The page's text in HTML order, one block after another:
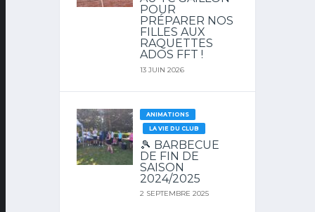
POUR
PRÉPARER NOS
FILLES AUX
RAQUETTES
ADOS FFT !
13 JUIN 2026
ANIMATIONS
LA VIE DU CLUB
🎾 BARBECUE
DE FIN DE
SAISON
2024/2025
2 SEPTEMBRE 2025